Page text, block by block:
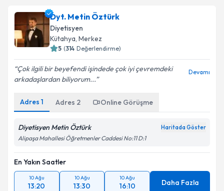
Dyt. Metin Öztürk
Diyetisyen
Kütahya, Merkez
5 (314 Değerlendirme)
Çok ilgili bir beyefendi işindede çok iyi çevremdeki
arkadaşlardan biliyorum...
Devamı
Adres 1 Adres 2 Online Görüşme
Diyetisyen Metin Öztürk Haritada Göster
Alipaşa Mahallesi Öğretmenler Caddesi No:11 D:1
En Yakın Saatler
10 Ağu
13:20
10 Ağu
13:30
10 Ağu
16:10 Daha Fazla